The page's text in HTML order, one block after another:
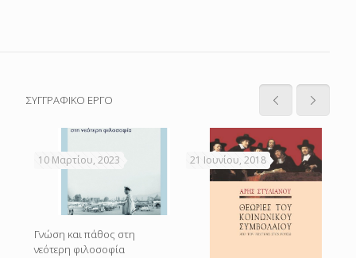
ΣΥΓΓΡΑΦΙΚΟ ΕΡΓΟ
10 Μαρτίου, 2023
Γνώση και πάθος στη
νεότερη φιλοσοφία
21 Ιουνίου, 2018